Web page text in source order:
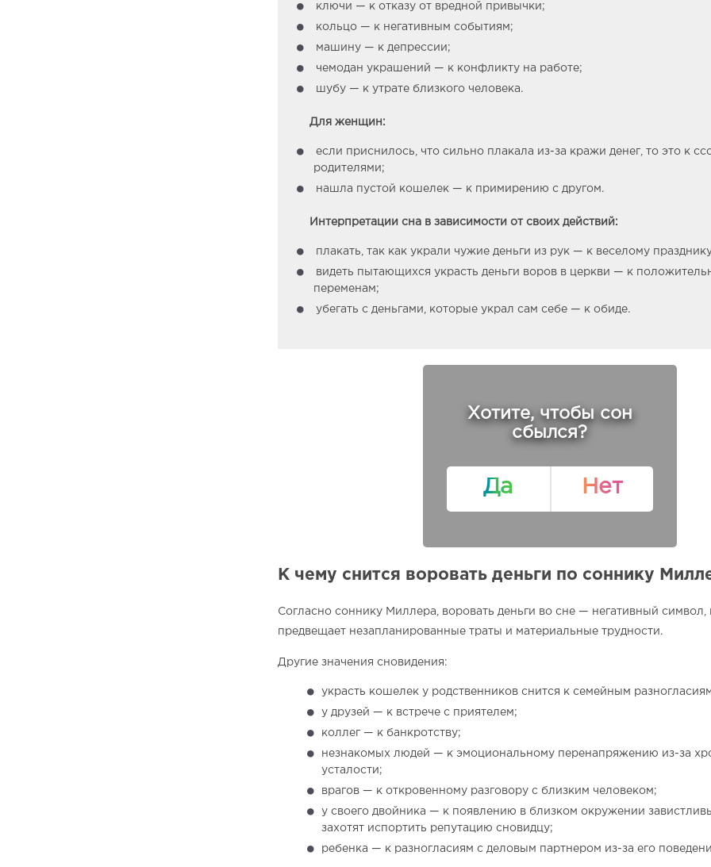
ключи — к отказу от вредной привычки;
кольцо — к негативным событиям;
машину — к депрессии;
чемодан украшений — к конфликту на работе;
шубу — к утрате близкого человека.
Для женщин:
если приснилось, что сильно плакала из-за кражи денег, то это к
родителями;
нашла пустой кошелек — к примирению с другом.
Интерпретации сна в зависимости от своих действий:
плакать, так как украли чужие деньги из рук — к веселому
видеть пытающихся украсть деньги воров в церкви — к
переменам;
убегать с деньгами, которые украл сам себе — к обиде.
Хотите, чтобы сон
сбылся?
Да Нет
К чему снится воровать деньги по соннику
Согласно соннику Миллера, воровать деньги во сне — негативный символ,
предвещает незапланированные траты и материальные трудности.
Другие значения сновидения:
украсть кошелек у родственников снится к семейным
у друзей — к встрече с приятелем;
коллег — к банкротству;
незнакомых людей — к эмоциональному перенапряжению из-за
усталости;
врагов — к откровенному разговору с близким человеком;
у своего двойника — к появлению в близком окружении
захотят испортить репутацию сновидцу;
ребенка — к разногласиям с деловым партнером из-за его